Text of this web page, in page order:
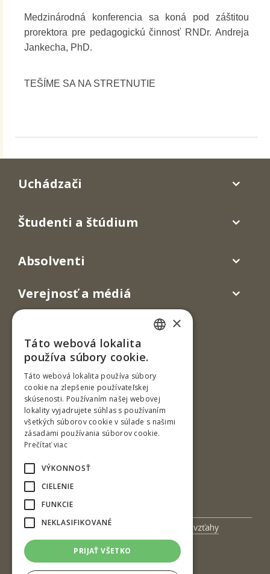
Medzinárodná konferencia sa koná pod záštitou
prorektora pre pedagogickú činnosť RNDr. Andreja
Jankecha, PhD.
TEŠÍME SA NA STRETNUTIE
Ul. T. G. Masaryka 24
960 01 Zvolen
Uchádzači
Študenti a štúdium
Absolventi
Verejnosť a médiá
Univerzitný magazín
Medzinárodné vzťahy
Veda a výskum
Zamestnanci
Kontakt
×
Táto webová lokalita
používa súbory cookie.
Táto webová lokalita používa súbory
cookie na zlepšenie používateľskej
skúsenosti. Používaním našej webovej
lokality vyjadrujete súhlas s používaním
všetkých súborov cookie v súlade s našimi
zásadami používania súborov cookie.
Prečítať viac
VÝKONNOSŤ
CIELENIE
FUNKCIE
NEKLASIFIKOVANÉ
PRIJAŤ VŠETKO